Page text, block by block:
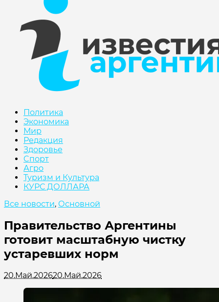
Политика
Экономика
Мир
Редакция
Здоровье
Cпорт
Агро
Туризм и Культура
КУРС ДОЛЛАРА
Все новости, Основной
Правительство Аргентины
готовит масштабную чистку
устаревших норм
20.Май.202620.Май.2026